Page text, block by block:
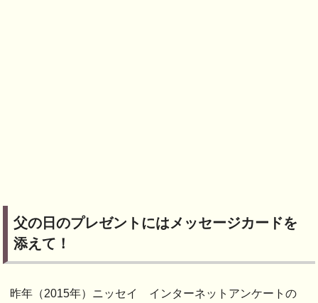
父の日のプレゼントにはメッセージカードを
添えて！
昨年（2015年）ニッセイ インターネットアンケートの